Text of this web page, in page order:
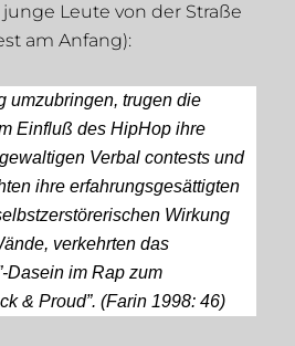
Leute von der Straße
am Anfang):
umzubringen, trugen die
Einfluß des HipHop ihre
Verbal contests und
ihre erfahrungsgesättigten
Wirkung
verkehrten das
Dasein im Rap zum
& Proud”. (Farin 1998: 46)